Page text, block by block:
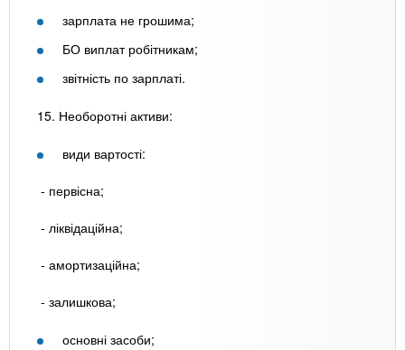
зарплата не грошима;
БО виплат робітникам;
звітність по зарплаті.
15. Необоротні активи:
види вартості:
- первісна;
- ліквідаційна;
- амортизаційна;
- залишкова;
основні засоби;